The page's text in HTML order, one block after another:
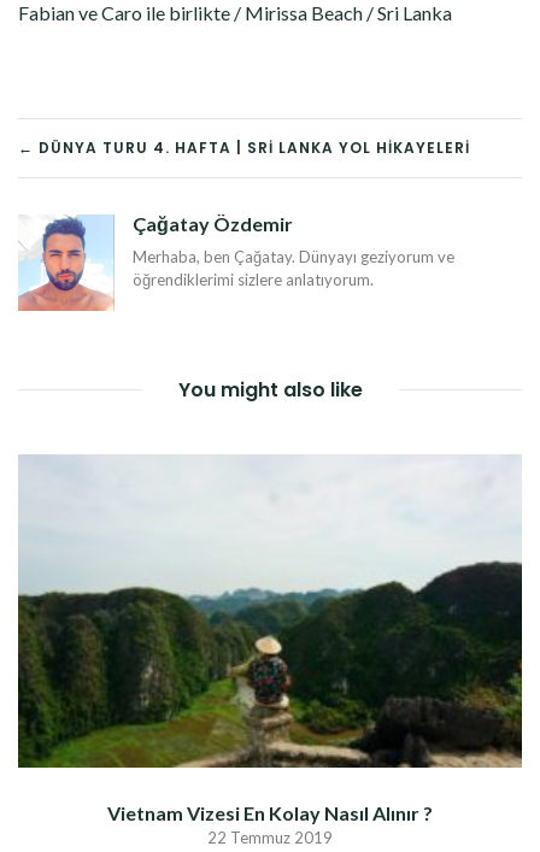
Fabian ve Caro ile birlikte / Mirissa Beach / Sri Lanka
YAZI
DOLAŞIMI
← DÜNYA TURU 4. HAFTA | SRI LANKA YOL HIKAYELERI
Çağatay Özdemir
Merhaba, ben Çağatay. Dünyayı geziyorum ve
öğrendiklerimi sizlere anlatıyorum.
You might also like
Vietnam Vizesi En Kolay Nasıl Alınır ?
22 Temmuz 2019